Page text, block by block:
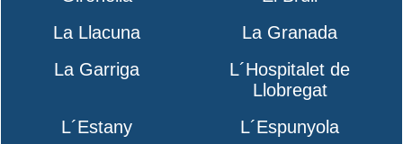
La Llacuna
La Granada
La Garriga
L´Hospitalet de
Llobregat
L´Estany
L´Espunyola